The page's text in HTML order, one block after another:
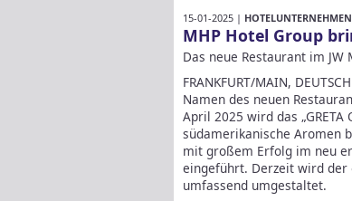
15-01-2025 | HOTELUNTERNEHMEN
MHP Hotel Group
Das neue Restaurant im
FRANKFURT/MAIN,
Namen des neuen
April 2025 wird das
südamerikanische Aromen
mit großem Erfolg im neu
eingeführt. Derzeit wird der
umfassend umgestaltet.